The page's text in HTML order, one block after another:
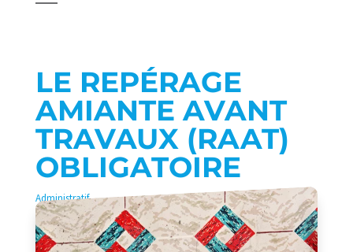
LE REPÉRAGE
AMIANTE AVANT
TRAVAUX (RAAT)
OBLIGATOIRE
Administratif